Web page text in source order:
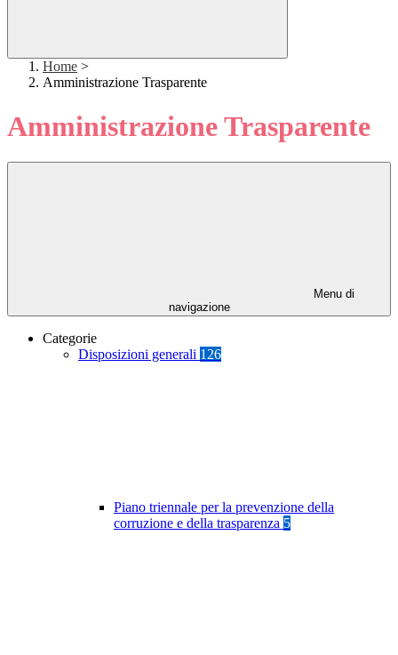
Home >
Amministrazione Trasparente
Amministrazione Trasparente
Menu di
navigazione
Categorie
Disposizioni generali 126
Piano triennale per la prevenzione della
corruzione e della trasparenza 5